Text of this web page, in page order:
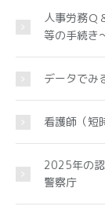
人事労務
等の手続き
データでみ
看護師（短
2025年の
警察庁